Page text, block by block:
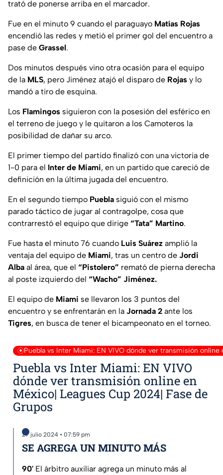
trató de ponerse arriba en el marcador.
Fue en el minuto 9 cuando el paraguayo Matías Rojas
encendió las redes y metió el primer gol del encuentro a
pase de Grassel.
Dos minutos después vino otra ocasión para el equipo
de la MLS, pero Jiménez atajó el disparo de Rojas y lo
mandó a tiro de esquina.
Los Flamingos siguieron con la posesión del esférico en
el terreno de juego y le quitaron a los Camoteros la
posibilidad de dañar su arco.
El primer tiempo del partido finalizó con una victoria de
1-0 para el Inter de Miami, en un partido que careció de
definición en la última jugada del encuentro.
En el segundo tiempo Puebla siguió con el mismo
parado táctico de jugar al contragolpe, cosa que
contrarrestó el equipo que dirige “Tata” Martino.
Fue hasta el minuto 76 cuando Luis Suárez amplió la
ventaja del equipo de Miami, tras un centro de Jordi
Alba al área, que el “Pistolero” remató de pierna derecha
al poste izquierdo del “Wacho” Jiménez.
El equipo de Miami se llevaron los 3 puntos del
encuentro y se enfrentarán en la Jornada 2 ante los
Tigres, en busca de tener el bicampeonato en el torneo.
Puebla vs Inter Miami: EN VIVO dónde ver transmisión
Puebla vs Inter Miami: EN VIVO
dónde ver transmisión online en
México| Leagues Cup 2024| Fase de
Grupos
27 julio 2024 • 07:59 pm
SE AGREGA UN MINUTO MÁS
90' El árbitro auxiliar agrega un minuto más al